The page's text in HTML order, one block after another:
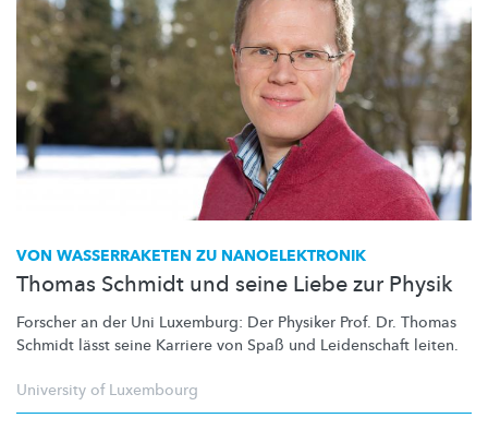
VON WASSERRAKETEN ZU NANOELEKTRONIK
Thomas Schmidt und seine Liebe zur Physik
Forscher an der Uni Luxemburg: Der Physiker Prof. Dr. Thomas
Schmidt lässt seine Karriere von Spaß und Leidenschaft leiten.
University of Luxembourg